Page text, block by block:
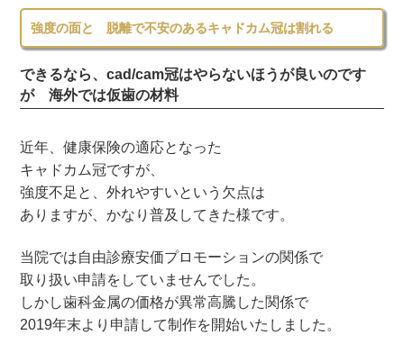
強度の面と 脱離で不安のあるキャドカム冠は割れる
できるなら、cad/cam冠はやらないほうが良いのです
が 海外では仮歯の材料
近年、健康保険の適応となった
キャドカム冠ですが、
強度不足と、外れやすいという欠点は
ありますが、かなり普及してきた様です。
当院では自由診療安価プロモーションの関係で
取り扱い申請をしていませんでした。
しかし歯科金属の価格が異常高騰した関係で
2019年末より申請して制作を開始いたしました。